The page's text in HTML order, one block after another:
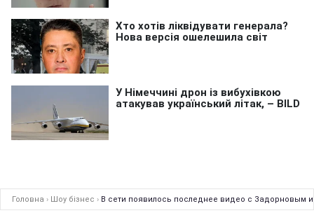
Головна › Шоу бізнес › В сети появилось последнее видео с Задорновым